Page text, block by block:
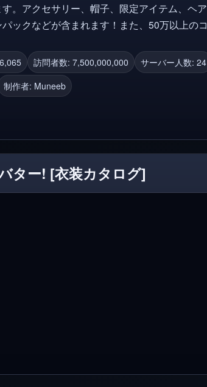
。アクセサリー、帽子、限定アイテム、ヘ
ックなどが含まれます！また、50万以上の
ンを閲覧したり、経験の中で作成したアバタ
こでRobloxグループに参加してく
🏆「ファッションの最高利用」
受賞者（2023年と2024年）
訪問者数: 7,500,000,000
サーバー人数: 24
制作者: Muneeb
ター! [衣装カタログ]